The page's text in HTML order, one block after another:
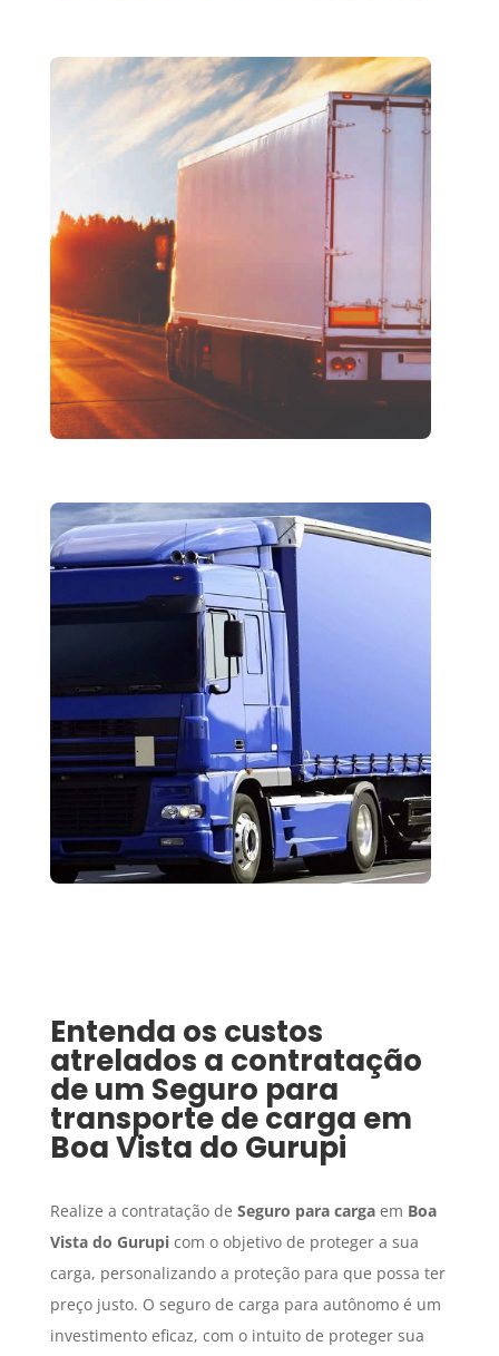
Entenda os custos
atrelados a contratação
de um Seguro para
transporte de carga em
Boa Vista do Gurupi
Realize a contratação de Seguro para cargaem Boa
Vista do Gurupicom o objetivo de proteger a sua
carga, personalizando a proteção para que possa ter
preço justo. O seguro de carga para autônomo é um
investimento eficaz, com o intuito de proteger sua